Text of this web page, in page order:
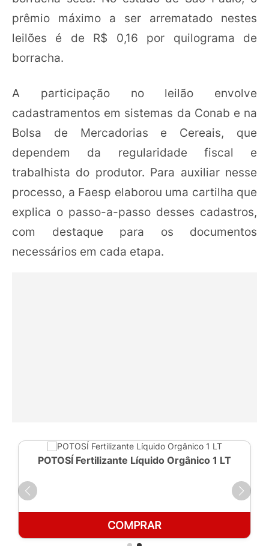
prêmio máximo a ser arrematado nestes
leilões é de R$ 0,16 por quilograma de
borracha.
A participação no leilão envolve
cadastramentos em sistemas da Conab e na
Bolsa de Mercadorias e Cereais, que
dependem da regularidade fiscal e
trabalhista do produtor. Para auxiliar nesse
processo, a Faesp elaborou uma cartilha que
explica o passo-a-passo desses cadastros,
com destaque para os documentos
necessários em cada etapa.
POTOSÍ Fertilizante Líquido Orgânico 1 LT
COMPRAR